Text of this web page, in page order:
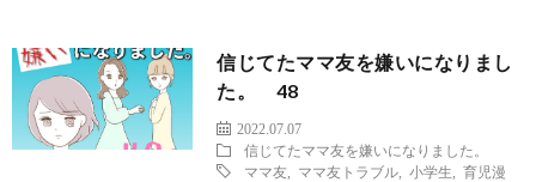
信じてたママ友を嫌いになりまし
た。 48
2022.07.07
信じてたママ友を嫌いになりました。
ママ友
ママ友トラブル ,小学生 ,育児漫